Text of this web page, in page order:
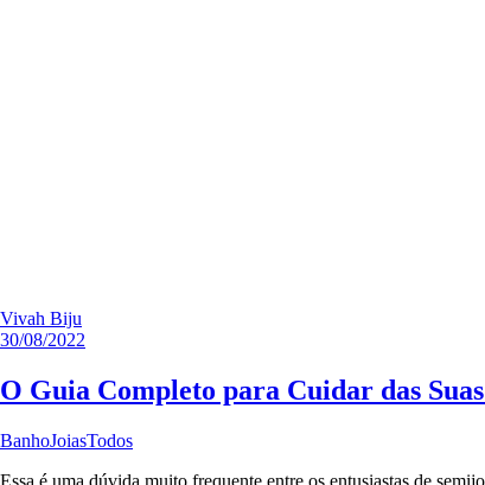
Vivah Biju
30/08/2022
O Guia Completo para Cuidar das
BanhoJoiasTodos